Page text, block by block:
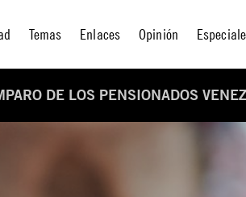
Temas Enlaces Opinión
DE LOS PENSIONADOS